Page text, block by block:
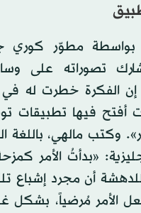
بواسطة مطوّر كوري
تصوراته على
إن الفكرة خطرت له
أفتح فيها تطبيقات
وكتب مالهي، باللغة
«بدأتُ الأمر
أن مجرد إشباع
مُرضياً، بشكل